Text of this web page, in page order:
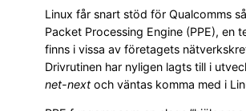
Linux får snart stöd för Qualcomms
Packet Processing Engine (PPE), en
finns i vissa av företagets
Drivrutinen har nyligen lagts till i
net-next och väntas komma med i